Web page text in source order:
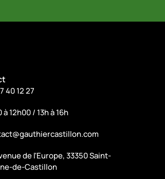
40 12 27
à 12h00 / 13h à 16h
de l'Europe, 33350 Saint-
de-Castillon